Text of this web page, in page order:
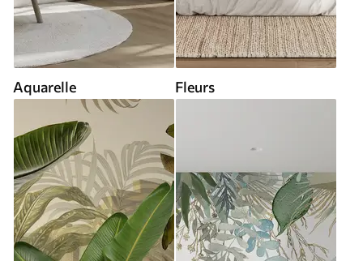
Aquarelle Fleurs